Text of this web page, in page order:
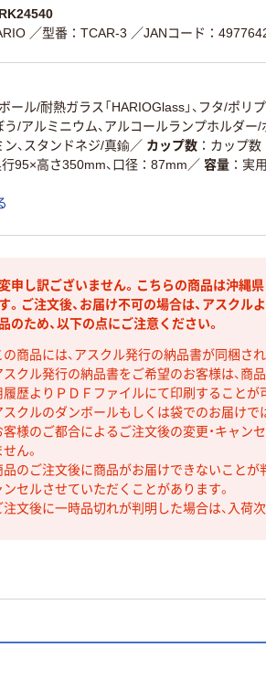
／型番：TCAR-3 ／JANコード：
ール/耐熱ガラス「HARIOGlass」、フタ/ポリ
う/アルミニウム、アルコールランプホルダー/
ン、スタンドネジ/真鍮 ／ カップ数 カップ数
95×高さ350mm、口径：87mm ／ 容量
実
申し訳ございません。こちらの商品は沖縄県
。ご注文後、お届け不可の場合は、アスクル
のため、以下の点にご注意ください。
の商品には、アスクル発行の納品書が同梱さ
スクル発行の納品書をご希望のお客様は、商
履歴よりＰＤＦファイルにて印刷することが
スクルのダンボールもしくは袋でのお届けで
客様のご都合によるご注文後の変更・キャンセ
せん。
品のご注文後に商品がお届けできないことが
ンセルさせていただくことがあります。
注文後に一時品切れが判明した場合は、入荷